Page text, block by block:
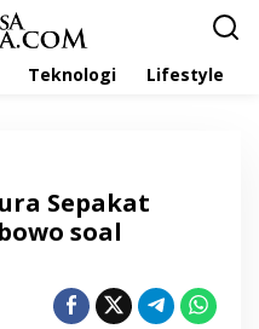
Teknologi Lifestyle
Sepakat
soal